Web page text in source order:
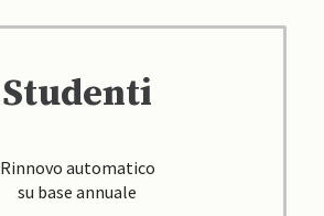
Studenti
Rinnovo automatico
su base annuale